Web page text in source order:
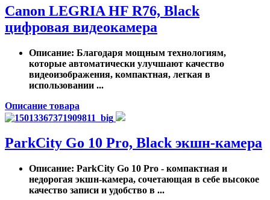
Canon LEGRIA HF R76, Black
цифровая видеокамера
Описание: Благодаря мощным технологиям,
которые автоматически улучшают качество
видеоизображения, компактная, легкая в
использовании ...
Описание товара
ParkCity Go 10 Pro, Black экшн-камера
Описание: ParkCity Go 10 Pro - компактная и
недорогая экшн-камера, сочетающая в себе высокое
качество записи и удобство в ...